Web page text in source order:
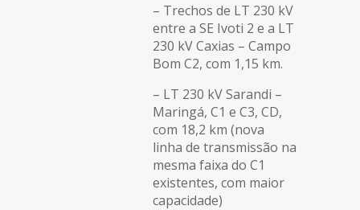
– Trechos de LT 230 kV
entre a SE Ivoti 2 e a LT
230 kV Caxias – Campo
Bom C2, com 1,15 km.
– LT 230 kV Sarandi –
Maringá, C1 e C3, CD,
com 18,2 km (nova
linha de transmissão na
mesma faixa do C1
existentes, com maior
capacidade)